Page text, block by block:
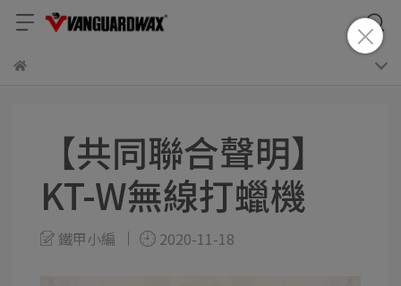
【共同聯合聲明】
KT-W無線打蠟機
鐵甲小編 2020-11-18